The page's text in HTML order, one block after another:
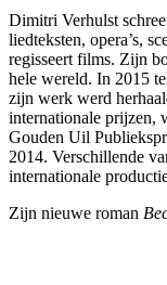
Dimitri Verhulst
liedteksten, opera’s,
regisseert films. Zijn
hele wereld. In 2015
zijn werk werd
internationale prijzen,
Gouden Uil
2014. Verschillende
internationale
Zijn nieuwe roman